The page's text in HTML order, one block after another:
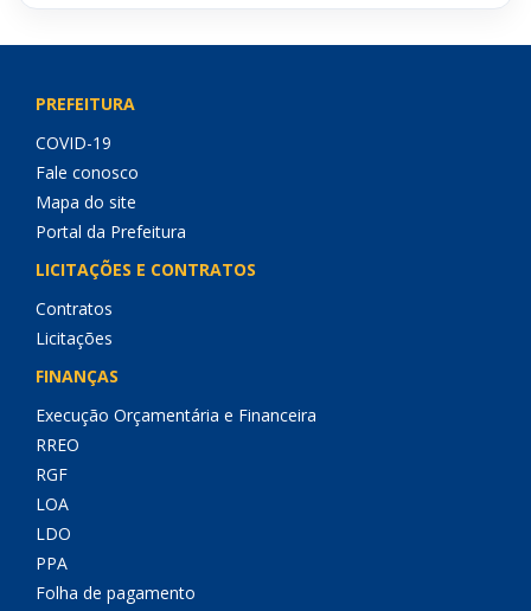
PREFEITURA
COVID-19
Fale conosco
Mapa do site
Portal da Prefeitura
LICITAÇÕES E CONTRATOS
Contratos
Licitações
FINANÇAS
Execução Orçamentária e Financeira
RREO
RGF
LOA
LDO
PPA
Folha de pagamento